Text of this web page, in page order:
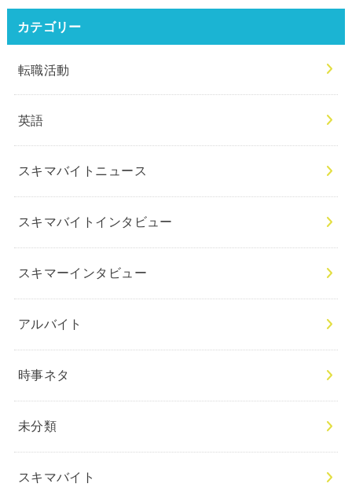
カテゴリー
転職活動
英語
スキマバイトニュース
スキマバイトインタビュー
スキマーインタビュー
アルバイト
時事ネタ
未分類
スキマバイト